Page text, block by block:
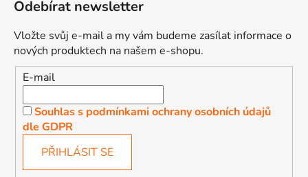
Odebírat newsletter
Vložte svůj e-mail a my vám budeme zasílat informace o
nových produktech na našem e-shopu.
E-mail
Souhlas s podmínkami ochrany osobních údajů
dle GDPR
PŘIHLÁSIT SE